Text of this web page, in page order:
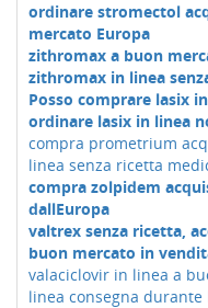
ordinare stromectol
mercato Europa
zithromax a buon
zithromax in linea
Posso comprare lasix
ordinare lasix in linea
compra prometrium
linea senza ricetta
compra zolpidem
dallEuropa
valtrex senza ricetta,
buon mercato in
valaciclovir in linea a
linea consegna durante